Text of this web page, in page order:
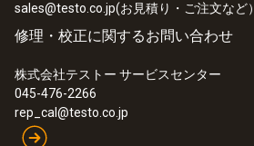
sales@testo.co.jp(お見積り・ご注文など）
修理・校正に関するお問い合わせ
株式会社テストー サービスセンター
045-476-2266
rep_cal@testo.co.jp